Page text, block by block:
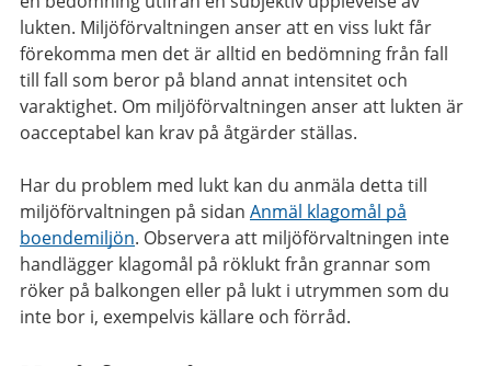
lukten. Miljöförvaltningen anser att en viss lukt får
förekomma men det är alltid en bedömning från fall
till fall som beror på bland annat intensitet och
varaktighet. Om miljöförvaltningen anser att lukten är
oacceptabel kan krav på åtgärder ställas.
Har du problem med lukt kan du anmäla detta till
miljöförvaltningen på sidan Anmäl klagomål på
boendemiljön. Observera att miljöförvaltningen inte
handlägger klagomål på röklukt från grannar som
röker på balkongen eller på lukt i utrymmen som du
inte bor i, exempelvis källare och förråd.